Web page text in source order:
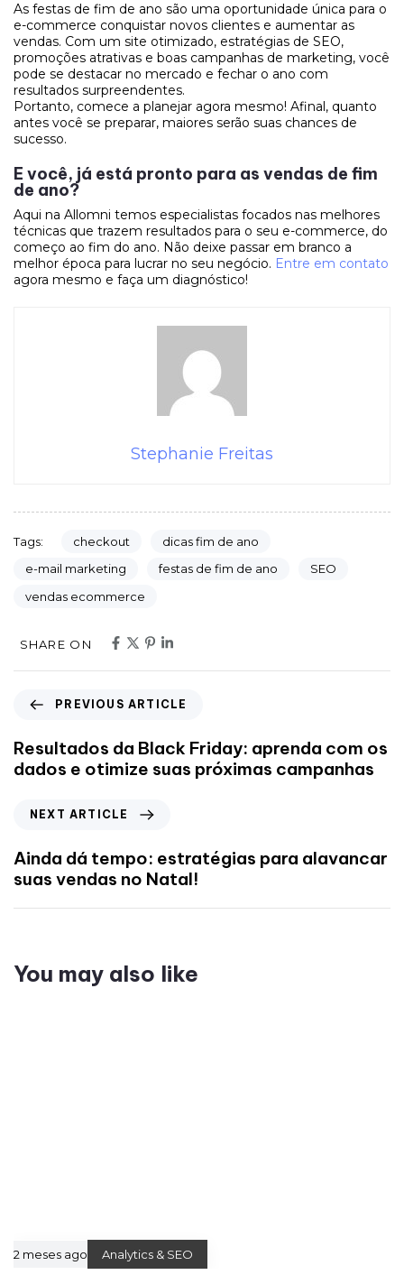
As festas de fim de ano são uma oportunidade única para o
e-commerce conquistar novos clientes e aumentar as
vendas. Com um site otimizado, estratégias de SEO,
promoções atrativas e boas campanhas de marketing, você
pode se destacar no mercado e fechar o ano com
resultados surpreendentes.
Portanto, comece a planejar agora mesmo! Afinal, quanto
antes você se preparar, maiores serão suas chances de
sucesso.
E você, já está pronto para as vendas de fim
de ano?
Aqui na Allomni temos especialistas focados nas melhores
técnicas que trazem resultados para o seu e-commerce, do
começo ao fim do ano. Não deixe passar em branco a
melhor época para lucrar no seu negócio. Entre em contato
agora mesmo e faça um diagnóstico!
Stephanie Freitas
Tags: checkout
dicas fim de ano
e-mail marketing
festas de fim de ano
SEO
vendas ecommerce
SHARE ON
PREVIOUS ARTICLE
Resultados da Black Friday: aprenda com os
dados e otimize suas próximas campanhas
NEXT ARTICLE
Ainda dá tempo: estratégias para alavancar
suas vendas no Natal!
You may also like
2 meses ago Analytics & SEO